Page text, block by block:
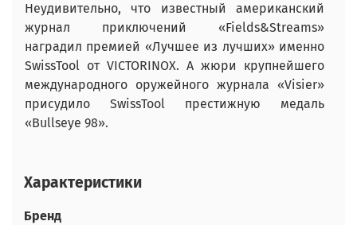
Неудивительно, что известный американский
журнал приключений «Fields&Streams»
наградил премией «Лучшее из лучших» именно
SwissTool от VICTORINOX. А жюри крупнейшего
международного оружейного журнала «Visier»
присудило SwissTool престижную медаль
«Bullseye 98».
Характеристики
Бренд